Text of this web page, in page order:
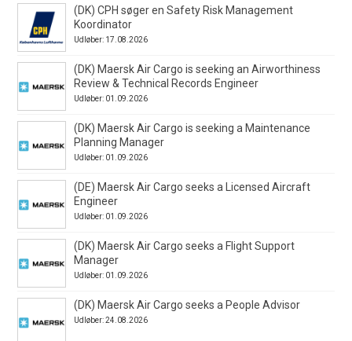
(DK) CPH søger en Safety Risk Management
Koordinator
Udløber: 17.08.2026
(DK) Maersk Air Cargo is seeking an Airworthiness
Review & Technical Records Engineer
Udløber: 01.09.2026
(DK) Maersk Air Cargo is seeking a Maintenance
Planning Manager
Udløber: 01.09.2026
(DE) Maersk Air Cargo seeks a Licensed Aircraft
Engineer
Udløber: 01.09.2026
(DK) Maersk Air Cargo seeks a Flight Support
Manager
Udløber: 01.09.2026
(DK) Maersk Air Cargo seeks a People Advisor
Udløber: 24.08.2026